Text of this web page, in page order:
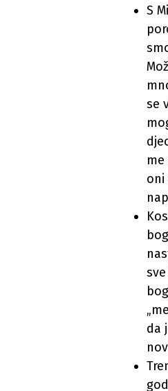
S
se
oni
da